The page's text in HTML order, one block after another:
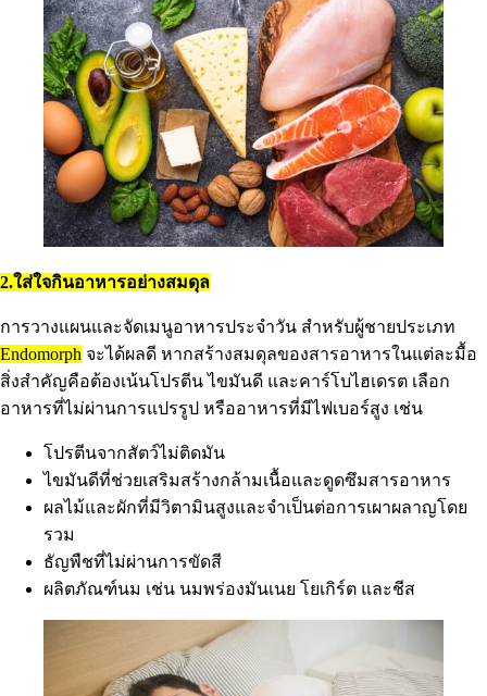
2.ใส่ใจกินอาหารอย่างสมดุล
การวางแผนและจัดเมนูอาหารประจำวัน สำหรับผู้ชายประเภท
Endomorph จะได้ผลดี หากสร้างสมดุลของสารอาหารในแต่ละมื้อ
สิ่งสำคัญคือต้องเน้นโปรตีน ไขมันดี และคาร์โบไฮเดรต เลือก
อาหารที่ไม่ผ่านการแปรรูป หรืออาหารที่มีไฟเบอร์สูง เช่น
โปรตีนจากสัตว์ไม่ติดมัน
ไขมันดีที่ช่วยเสริมสร้างกล้ามเนื้อและดูดซึมสารอาหาร
ผลไม้และผักที่มีวิตามินสูงและจำเป็นต่อการเผาผลาญโดย
รวม
ธัญพืชที่ไม่ผ่านการขัดสี
ผลิตภัณฑ์นม เช่น นมพร่องมันเนย โยเกิร์ต และชีส